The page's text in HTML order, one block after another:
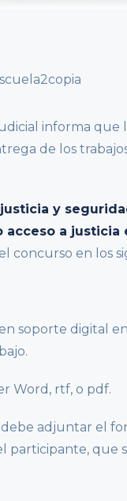
informa
de los
y
a justicia
concurso en los
en soporte digital
Word, rtf, o pdf.
adjuntar el
participante, que